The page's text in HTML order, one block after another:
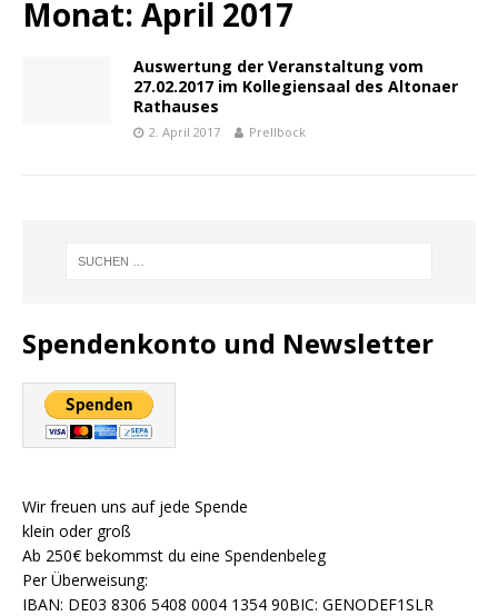
Monat: April 2017
Auswertung der Veranstaltung vom
27.02.2017 im Kollegiensaal des Altonaer
Rathauses
2. April 2017 Prellbock
Spendenkonto und Newsletter
Wir freuen uns auf jede Spende
klein oder groß
Ab 250€ bekommst du eine Spendenbeleg
Per Überweisung:
IBAN: DE03 8306 5408 0004 1354 90BIC: GENODEF1SLR